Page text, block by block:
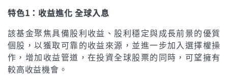
特色1：收益進化 全球入息
該基金聚焦具備股利收益、股利穩定與成長前景的優質
個股，以獲取可靠的收益來源，並進一步加入選擇權操
作，增加收益管道，在投資全球股票的同時，可望擁有
較高收益機會。